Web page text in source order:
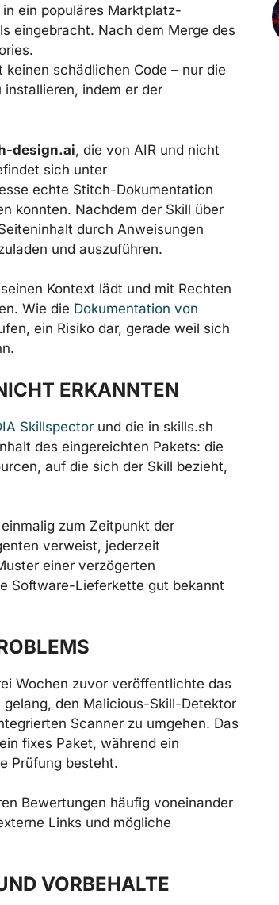
ein populäres Marktplatz-
eingebracht. Nach dem Merge des
keinen schädlichen Code – nur die
installieren, indem er der
design.ai, die von AIR und nicht
sich unter
echte Stitch-Dokumentation
konnten. Nachdem der Skill über
durch Anweisungen
und auszuführen.
Kontext lädt und mit Rechten
Wie die Dokumentation von
ein Risiko dar, gerade weil sich
ERKANNTEN
Skillspector und die in skills.sh
des eingereichten Pakets: die
auf die sich der Skill bezieht,
zum Zeitpunkt der
verweist, jederzeit
einer verzögerten
Software-Lieferkette gut bekannt
Wochen zuvor veröffentlichte das
den Malicious-Skill-Detektor
Scanner zu umgehen. Das
fixes Paket, während ein
Prüfung besteht.
Bewertungen häufig voneinander
Links und mögliche
VORBEHALTE